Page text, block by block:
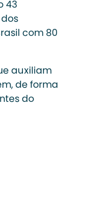
43
com 80
auxiliam
de forma
do